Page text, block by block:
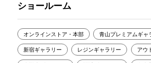
ショールーム
オンラインストア・本部 青山プレミアムギャ
新宿ギャラリー レジンギャラリー アウ